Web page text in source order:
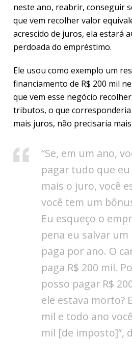
neste ano, reabrir, conseguir
que vem recolher valor
acrescido de juros, ela estará
perdoada do empréstimo.
Ele usou como exemplo um
financiamento de R$ 200 mil
que vem esse negócio
tributos, o que
mais juros, não precisaria
“Se, em um ano,
pagar tudo que
mais o juro, você
você tem um
Eu esqueço o
pena eu salvar
paga por ano. O
paga R$ 200 mil.
posso pagar R$
ele estava morto?
mil e todo ano
mil [de imposto]”,